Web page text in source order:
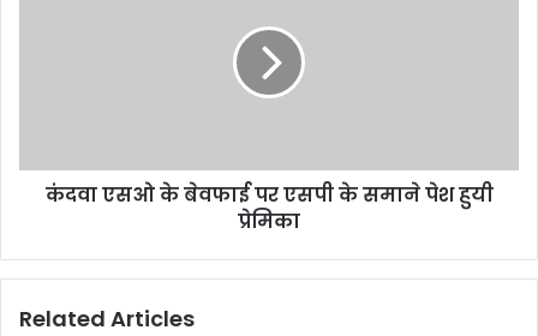
कंदवा एसओ के बेवफाई पर एसपी के समाने पेश हुयी
प्रेमिका
Related Articles